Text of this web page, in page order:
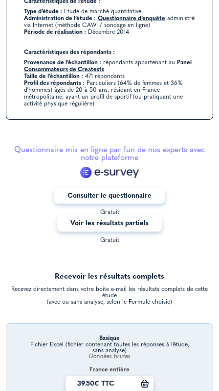
Caractéristiques de l’étude :
Type d’étude : Etude de marché quantitative
Administration de l’étude : Questionnaire d’enquête administré
via Internet (méthode CAWI / sondage en ligne)
Période de réalisation : Décembre 2014
Caractéristiques des répondants :
Provenance de l’échantillon : répondants appartenant au Panel
Consommateurs de Creatests
Taille de l’échantillon : 471 répondants
Profil des répondants : Particuliers (64% de femmes et 36%
d'hommes) âgés de 20 à 50 ans, résidant en France
métropolitaine, ayant un profil de sportif (ou pratiquant une
activité physique régulière)
Questionnaire mis en ligne par l'un de nos experts avec
notre plateforme
Consulter le questionnaire
Gratuit
Voir les résultats partiels
Gratuit
Recevoir les résultats complets
Recevez directement dans votre boite e-mail les résultats complets de cette
étude
(avec ou sans analyse, selon le Formule choisie)
Basique
Fichier Excel (fichier contenant toutes les réponses à l’étude,
sans analyse)
Données brutes
France entière
39.50€ TTC